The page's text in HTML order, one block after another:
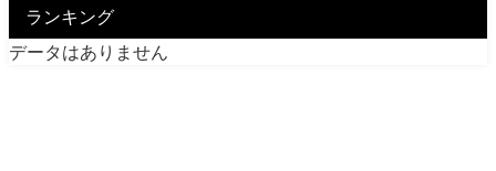
ランキング
データはありません